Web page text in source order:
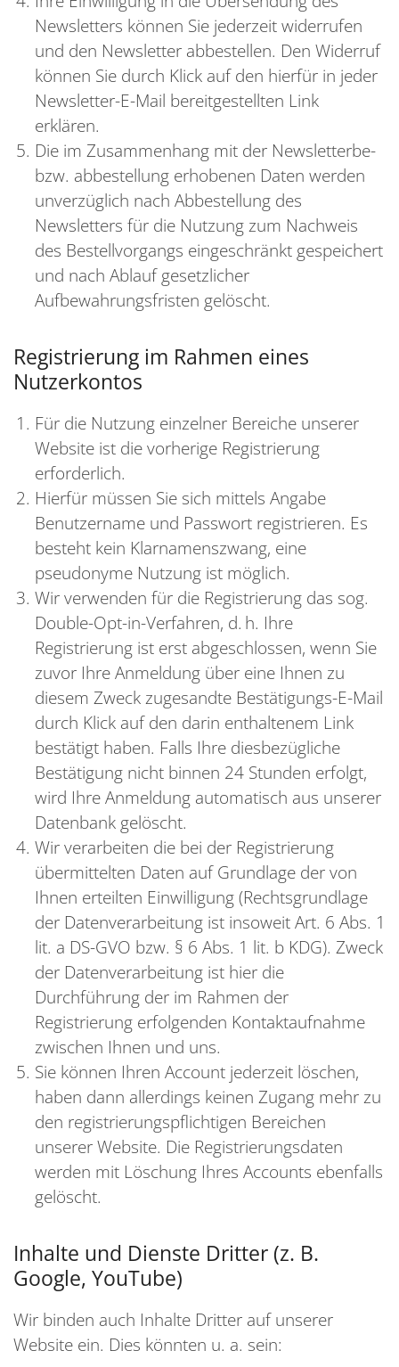
Newsletters können Sie jederzeit widerrufen
und den Newsletter abbestellen. Den Widerruf
können Sie durch Klick auf den hierfür in jeder
Newsletter-E-Mail bereitgestellten Link
erklären.
Die im Zusammenhang mit der Newsletterbe-
bzw. abbestellung erhobenen Daten werden
unverzüglich nach Abbestellung des
Newsletters für die Nutzung zum Nachweis
des Bestellvorgangs eingeschränkt gespeichert
und nach Ablauf gesetzlicher
Aufbewahrungsfristen gelöscht.
Registrierung im Rahmen eines
Nutzerkontos
Für die Nutzung einzelner Bereiche unserer
Website ist die vorherige Registrierung
erforderlich.
Hierfür müssen Sie sich mittels Angabe
Benutzername und Passwort registrieren. Es
besteht kein Klarnamenszwang, eine
pseudonyme Nutzung ist möglich.
Wir verwenden für die Registrierung das sog.
Double-Opt-in-Verfahren, d. h. Ihre
Registrierung ist erst abgeschlossen, wenn Sie
zuvor Ihre Anmeldung über eine Ihnen zu
diesem Zweck zugesandte Bestätigungs-E-Mail
durch Klick auf den darin enthaltenem Link
bestätigt haben. Falls Ihre diesbezügliche
Bestätigung nicht binnen 24 Stunden erfolgt,
wird Ihre Anmeldung automatisch aus unserer
Datenbank gelöscht.
Wir verarbeiten die bei der Registrierung
übermittelten Daten auf Grundlage der von
Ihnen erteilten Einwilligung (Rechtsgrundlage
der Datenverarbeitung ist insoweit Art. 6 Abs. 1
lit. a DS-GVO bzw. § 6 Abs. 1 lit. b KDG). Zweck
der Datenverarbeitung ist hier die
Durchführung der im Rahmen der
Registrierung erfolgenden Kontaktaufnahme
zwischen Ihnen und uns.
Sie können Ihren Account jederzeit löschen,
haben dann allerdings keinen Zugang mehr zu
den registrierungspflichtigen Bereichen
unserer Website. Die Registrierungsdaten
werden mit Löschung Ihres Accounts ebenfalls
gelöscht.
Inhalte und Dienste Dritter (z. B.
Google, YouTube)
Wir binden auch Inhalte Dritter auf unserer
Website ein. Dies könnten u. a. sein: